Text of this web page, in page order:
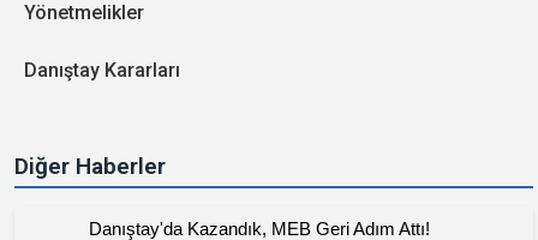
Yönetmelikler
Danıştay Kararları
Diğer Haberler
Danıştay'da Kazandık, MEB Geri Adım Attı!